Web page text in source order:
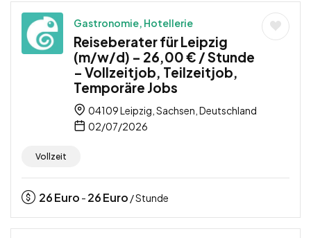
Gastronomie, Hotellerie
Reiseberater für Leipzig
(m/w/d) – 26,00 € / Stunde
– Vollzeitjob, Teilzeitjob,
Temporäre Jobs
04109 Leipzig, Sachsen, Deutschland
02/07/2026
Vollzeit
26Euro - 26Euro / Stunde